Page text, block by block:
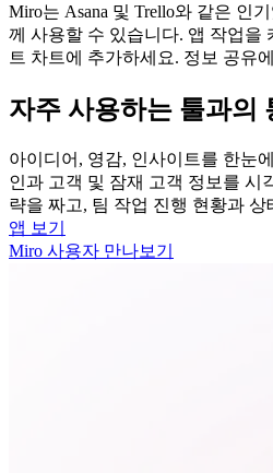
Miro는 Asana 및 Trello와 같은 인
께 사용할 수 있습니다. 앱 작업을
트 차트에 추가하세요. 정보 공유
자주 사용하는 툴과의
아이디어, 영감, 인사이트를 한눈
인과 고객 및 잠재 고객 정보를 시
략을 짜고, 팀 작업 진행 현황과 상
앱 보기
Miro 사용자 만나보기